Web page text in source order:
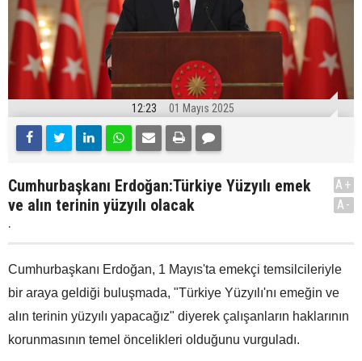
12:23 01 Mayıs 2025
Cumhurbaşkanı Erdoğan:Türkiye Yüzyılı emek
ve alın terinin yüzyılı olacak
.
A+
A-
Cumhurbaşkanı Erdoğan, 1 Mayıs'ta emekçi temsilcileriyle
bir araya geldiği buluşmada, "Türkiye Yüzyılı'nı emeğin ve
alın terinin yüzyılı yapacağız" diyerek çalışanların haklarının
korunmasının temel öncelikleri olduğunu vurguladı.